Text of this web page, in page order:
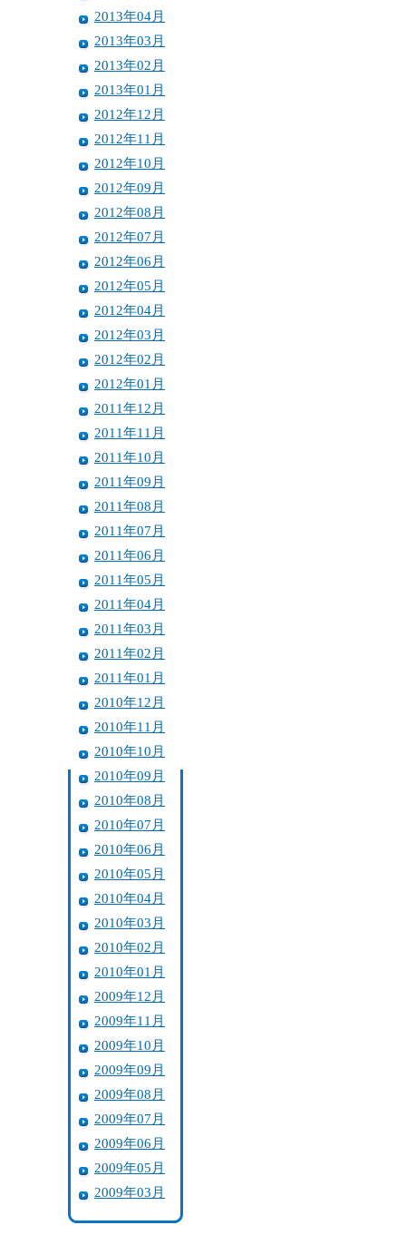
2013年04月
2013年03月
2013年02月
2013年01月
2012年12月
2012年11月
2012年10月
2012年09月
2012年08月
2012年07月
2012年06月
2012年05月
2012年04月
2012年03月
2012年02月
2012年01月
2011年12月
2011年11月
2011年10月
2011年09月
2011年08月
2011年07月
2011年06月
2011年05月
2011年04月
2011年03月
2011年02月
2011年01月
2010年12月
2010年11月
2010年10月
2010年09月
2010年08月
2010年07月
2010年06月
2010年05月
2010年04月
2010年03月
2010年02月
2010年01月
2009年12月
2009年11月
2009年10月
2009年09月
2009年08月
2009年07月
2009年06月
2009年05月
2009年03月